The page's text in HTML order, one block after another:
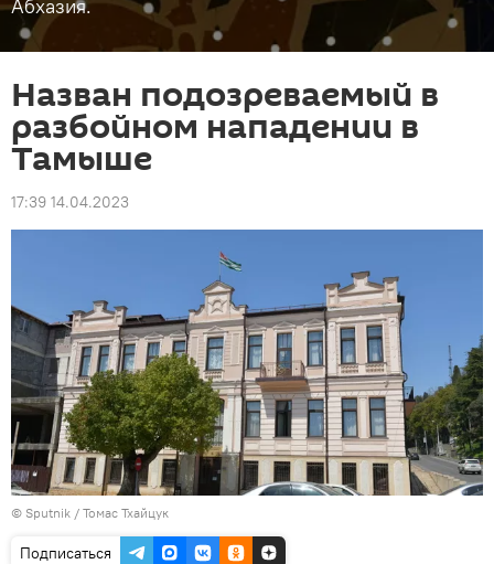
Абхазия.
Назван подозреваемый в
разбойном нападении в
Тамыше
17:39 14.04.2023
© Sputnik / Томас Тхайцук
Подписаться